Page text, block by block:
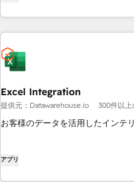
Excel Integration
提供元：Datawarehouse.io 300件以
お客様のデータを活用したインテ
アプリ